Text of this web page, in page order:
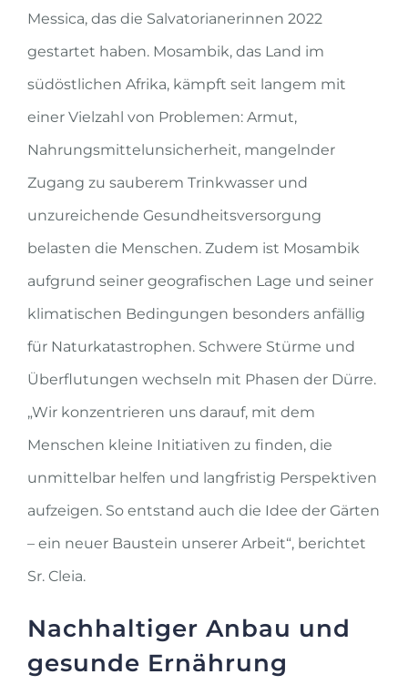
Messica, das die Salvatorianerinnen 2022
gestartet haben. Mosambik, das Land im
südöstlichen Afrika, kämpft seit langem mit
einer Vielzahl von Problemen: Armut,
Nahrungsmittelunsicherheit, mangelnder
Zugang zu sauberem Trinkwasser und
unzureichende Gesundheitsversorgung
belasten die Menschen. Zudem ist Mosambik
aufgrund seiner geografischen Lage und seiner
klimatischen Bedingungen besonders anfällig
für Naturkatastrophen. Schwere Stürme und
Überflutungen wechseln mit Phasen der Dürre.
„Wir konzentrieren uns darauf, mit dem
Menschen kleine Initiativen zu finden, die
unmittelbar helfen und langfristig Perspektiven
aufzeigen. So entstand auch die Idee der Gärten
– ein neuer Baustein unserer Arbeit“, berichtet
Sr. Cleia.
Nachhaltiger Anbau und
gesunde Ernährung